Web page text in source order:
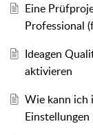
Eine
Professional
Ideagen
aktivieren
Wie kann ich